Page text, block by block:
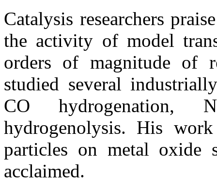
Catalysis researchers
the activity of model
orders of magnitude of
studied several
CO hydrogenation,
hydrogenolysis. His
particles on metal oxide
acclaimed.